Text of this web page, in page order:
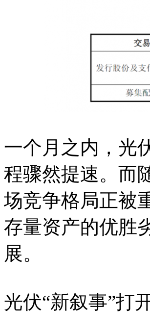
一个月之内，光
程骤然提速。而
场竞争格局正被
存量资产的优胜
展。
光伏“新叙事”打